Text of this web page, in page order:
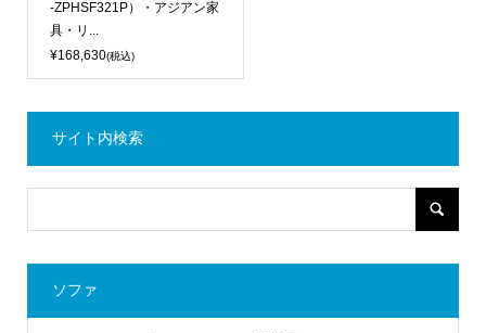
-ZPHSF321P）・アジアン家
具・リ...
¥168,630(税込)
サイト内検索
ソファ